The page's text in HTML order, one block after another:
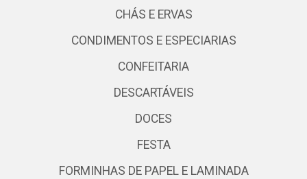
CHÁS E ERVAS
CONDIMENTOS E ESPECIARIAS
CONFEITARIA
DESCARTÁVEIS
DOCES
FESTA
FORMINHAS DE PAPEL E LAMINADA